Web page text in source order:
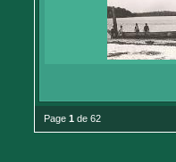
Page 1 de 62